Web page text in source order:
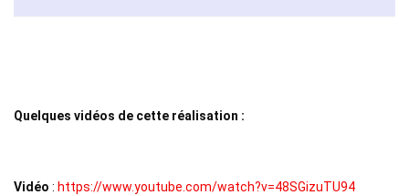
Quelques vidéos de cette réalisation :
Vidéo : https://www.youtube.com/watch?v=48SGizuTU94